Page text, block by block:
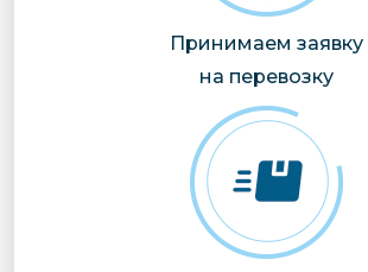
Принимаем заявку
на перевозку